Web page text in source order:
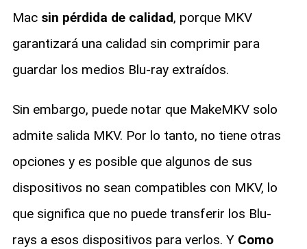
Mac sin pérdida de calidad, porque MKV
garantizará una calidad sin comprimir para
guardar los medios Blu-ray extraídos.
Sin embargo, puede notar que MakeMKV solo
admite salida MKV. Por lo tanto, no tiene otras
opciones y es posible que algunos de sus
dispositivos no sean compatibles con MKV, lo
que significa que no puede transferir los Blu-
rays a esos dispositivos para verlos. Y Como